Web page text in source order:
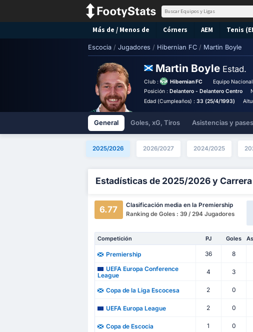
Más de / Menos de Córners AEM Tenis
Escocia / Jugadores / Hibernian FC / Martin Boyle
Martin Boyle Estad.
Club : Hibernian FC Equipo
Posición :Delantero - Delantero Centro
Edad (Cumpleaños) :33 (25/4/1993)
General Goles, xG, Tiros Asistencias y pases
2025/2026 2026/2027 2024/2025
Estadísticas de 2025/2026 y Carrera
6.77
Clasificación media en la Premiership
Ranking de Goles : 39 / 294 Jugadores
Competición PJ Goles
Premiership 36 8
UEFA Europa Conference
League
4 3
Copa de la Liga Escocesa 2 0
UEFA Europa League 2 0
Copa de Escocia 1 0